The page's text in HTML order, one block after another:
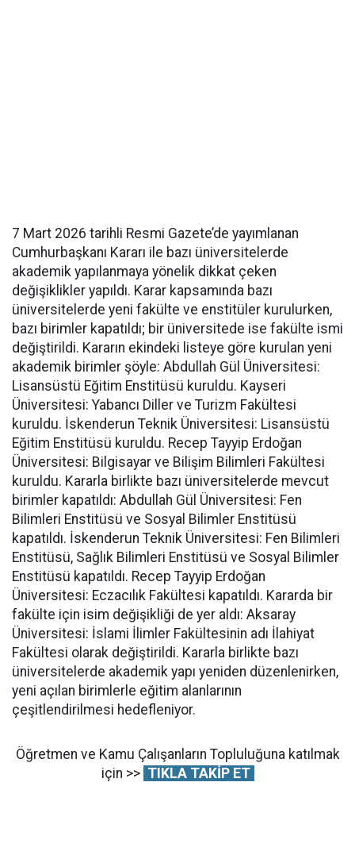
7 Mart 2026 tarihli Resmi Gazete’de yayımlanan
Cumhurbaşkanı Kararı ile bazı üniversitelerde
akademik yapılanmaya yönelik dikkat çeken
değişiklikler yapıldı. Karar kapsamında bazı
üniversitelerde yeni fakülte ve enstitüler kurulurken,
bazı birimler kapatıldı; bir üniversitede ise fakülte ismi
değiştirildi. Kararın ekindeki listeye göre kurulan yeni
akademik birimler şöyle: Abdullah Gül Üniversitesi:
Lisansüstü Eğitim Enstitüsü kuruldu. Kayseri
Üniversitesi: Yabancı Diller ve Turizm Fakültesi
kuruldu. İskenderun Teknik Üniversitesi: Lisansüstü
Eğitim Enstitüsü kuruldu. Recep Tayyip Erdoğan
Üniversitesi: Bilgisayar ve Bilişim Bilimleri Fakültesi
kuruldu. Kararla birlikte bazı üniversitelerde mevcut
birimler kapatıldı: Abdullah Gül Üniversitesi: Fen
Bilimleri Enstitüsü ve Sosyal Bilimler Enstitüsü
kapatıldı. İskenderun Teknik Üniversitesi: Fen Bilimleri
Enstitüsü, Sağlık Bilimleri Enstitüsü ve Sosyal Bilimler
Enstitüsü kapatıldı. Recep Tayyip Erdoğan
Üniversitesi: Eczacılık Fakültesi kapatıldı. Kararda bir
fakülte için isim değişikliği de yer aldı: Aksaray
Üniversitesi: İslami İlimler Fakültesinin adı İlahiyat
Fakültesi olarak değiştirildi. Kararla birlikte bazı
üniversitelerde akademik yapı yeniden düzenlenirken,
yeni açılan birimlerle eğitim alanlarının
çeşitlendirilmesi hedefleniyor.
Öğretmen ve Kamu Çalışanların Topluluğuna katılmak
için >> TIKLA TAKİP ET